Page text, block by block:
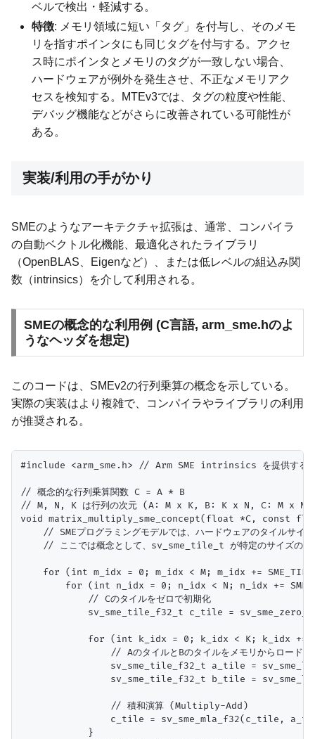
ベルで検出・軽減する。
特徴: メモリ領域に短い「タグ」を付与し、そのメモ
リを指すポインタにも同じタグを付与する。アクセ
ス時にポインタとメモリのタグが一致しない場合、
ハードウェアが例外を発生させ、不正なメモリアク
セスを検知する。MTEv3では、タグの粒度や性能、
デバッグ機能などがさらに改善されている可能性が
ある。
実装/利用の手がかり
SMEのようなアーキテクチャ拡張は、通常、コンパイラ
の自動ベクトル化機能、最適化されたライブラリ
（OpenBLAS、Eigenなど）、または低レベルの組込み関
数（intrinsics）を介して利用される。
SMEの概念的な利用例 (C言語, arm_sme.hのよ
うなヘッダを想定)
このコードは、SMEv2の行列乗算の概念を示している。
実際の実装はより複雑で、コンパイラやライブラリの利用
が推奨される。
#include <arm_sme.h> // Arm SME intrinsics を提供する概
// 概念的な行列乗算関数 C = A * B
// M, N, K は行列の次元 (A: M x K, B: K x N, C: M x N)
void matrix_multiply_sme_concept(float *C,
// SMEプログラミングモデルでは、ハードウェアのタイルサイ
// ここでは概念として、sv_sme_tile_t が特定のサイズの行
for (int m_idx = 0; m_idx < M; m_idx +=
for (int n_idx = 0; n_idx < N; n_idx +=
            // Cのタイルをゼロで初期化
sv_sme_tile_f32_t c_tile =
for (int k_idx = 0; k_idx < K; k_idx +=
                // AのタイルとBのタイルをメモリからロード
sv_sme_tile_f32_t a_tile =
sv_sme_tile_f32_t b_tile =
                // 積和演算 (Multiply-Add)
c_tile = sv_sme_mla_f32(c_tile,
            }